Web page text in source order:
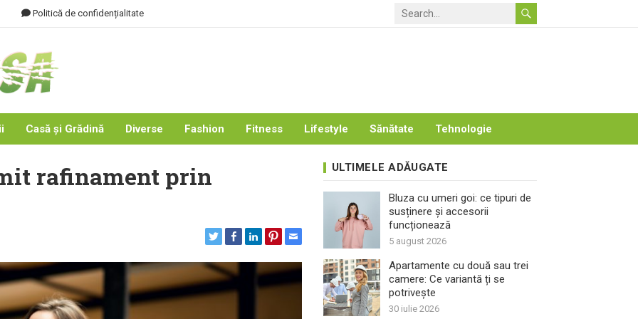
Politică de confidențialitate
Casă și Grădină Diverse Fashion Fitness Lifestyle Sănătate Tehnologie
rafinament prin
ULTIMELE ADĂUGATE
Bluza cu umeri goi: ce tipuri de
susținere și accesorii
funcționează
5 august 2026
Apartamente cu două sau trei
camere: Ce variantă ți se
potrivește
30 iulie 2026